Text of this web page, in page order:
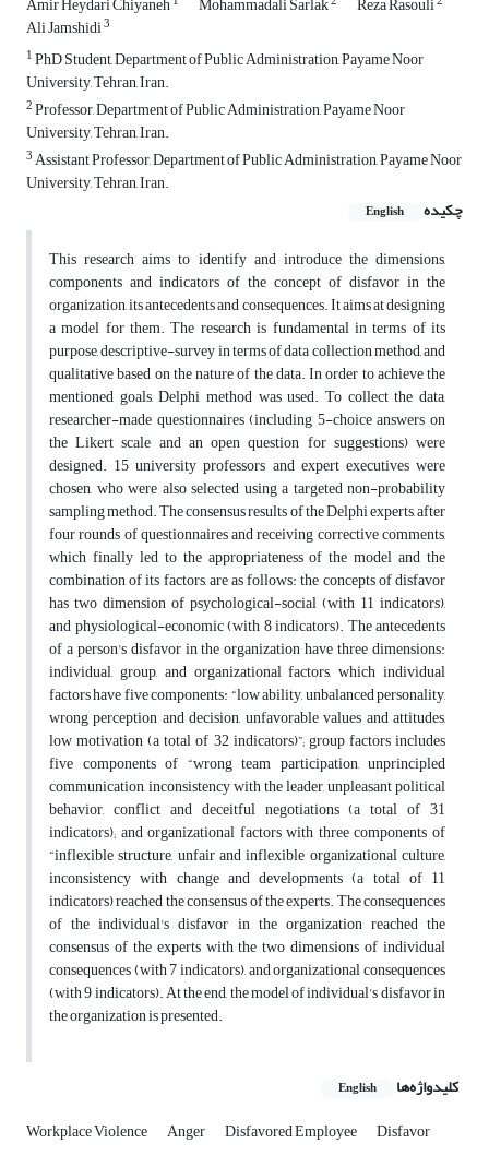
Ali Jamshidi3
1PhD Student, Department of Public Administration, Payame Noor
University, Tehran, Iran.
2Professor, Department of Public Administration, Payame Noor
University, Tehran, Iran.
3Assistant Professor, Department of Public Administration, Payame Noor
University, Tehran, Iran.
چکیده
English
This research aims to identify and introduce the dimensions,
components and indicators of the concept of disfavor in the
organization, its antecedents and consequences. It aims at designing
a model for them. The research is fundamental in terms of its
purpose, descriptive-survey in terms of data collection method, and
qualitative based on the nature of the data. In order to achieve the
mentioned goals, Delphi method was used. To collect the data,
researcher-made questionnaires (including 5-choice answers on
the Likert scale and an open question for suggestions) were
designed. 15 university professors and expert executives were
chosen, who were also selected using a targeted non-probability
sampling method. The consensus results of the Delphi experts, after
four rounds of questionnaires and receiving corrective comments,
which finally led to the appropriateness of the model and the
combination of its factors, are as follows: the concepts of disfavor
has two dimension of psychological-social (with 11 indicators),
and physiological-economic (with 8 indicators). The antecedents
of a person's disfavor in the organization have three dimensions:
individual, group, and organizational factors, which individual
factors have five components: “low ability, unbalanced personality,
wrong perception and decision, unfavorable values and attitudes,
low motivation (a total of 32 indicators)”; group factors includes
five components of “wrong team participation, unprincipled
communication, inconsistency with the leader, unpleasant political
behavior, conflict and deceitful negotiations (a total of 31
indicators); and organizational factors with three components of
“inflexible structure, unfair and inflexible organizational culture,
inconsistency with change and developments (a total of 11
indicators) reached the consensus of the experts. The consequences
of the individual's disfavor in the organization reached the
consensus of the experts with the two dimensions of individual
consequences (with 7 indicators), and organizational consequences
(with 9 indicators). At the end, the model of individual's disfavor in
the organization is presented.
کلیدواژه‌ها English
Workplace Violence Anger Disfavored Employee Disfavor